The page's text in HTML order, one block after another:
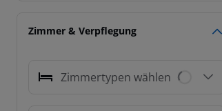
Zimmer & Verpflegung
Zimmertypen wählen